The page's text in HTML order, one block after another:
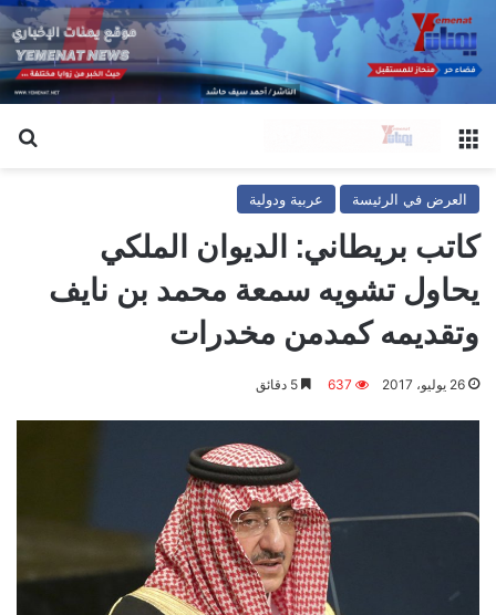
القائمة
العرض في الرئيسة عربية ودولية
كاتب بريطاني: الديوان الملكي
يحاول تشويه سمعة محمد بن نايف
وتقديمه كمدمن مخدرات
26 يوليو، 2017 637